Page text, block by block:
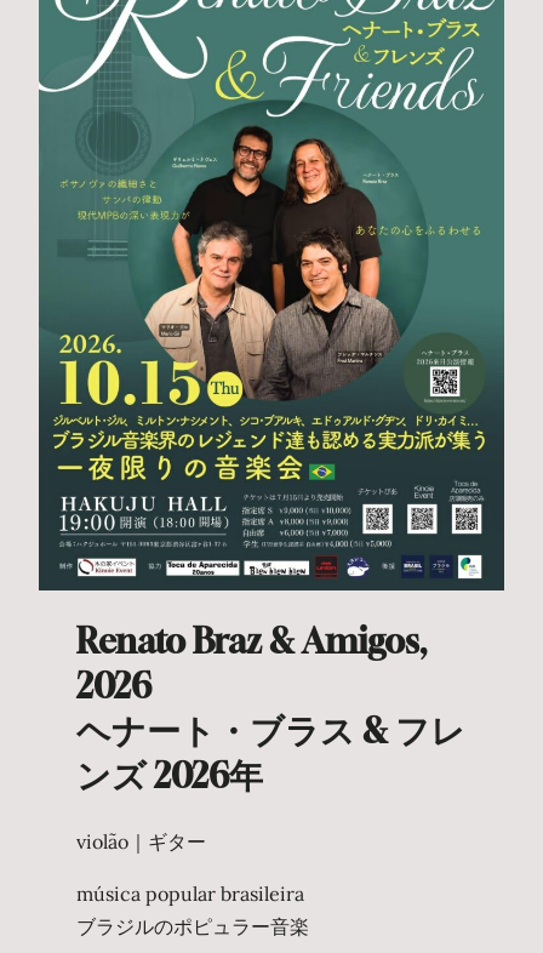
Renato Braz & Amigos,
2026
ヘナート・ブラス & フレ
ンズ 2026年
violão｜ギター
música popular brasileira
ブラジルのポピュラー音楽